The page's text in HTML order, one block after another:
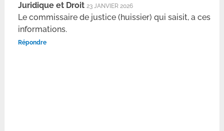
Juridique et Droit 23 JANVIER 2026
Le commissaire de justice (huissier) qui saisit, a ces
informations.
Répondre